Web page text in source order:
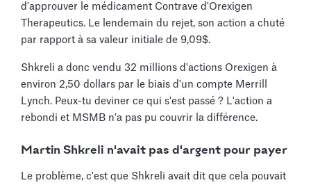
d'approuver le médicament Contrave d'Orexigen
Therapeutics. Le lendemain du rejet, son action a chuté
par rapport à sa valeur initiale de 9,09$.
Shkreli a donc vendu 32 millions d'actions Orexigen à
environ 2,50 dollars par le biais d'un compte Merrill
Lynch. Peux-tu deviner ce qui s'est passé ? L'action a
rebondi et MSMB n'a pas pu couvrir la différence.
Martin Shkreli n'avait pas d'argent pour payer
Le problème, c'est que Shkreli avait dit que cela pouvait